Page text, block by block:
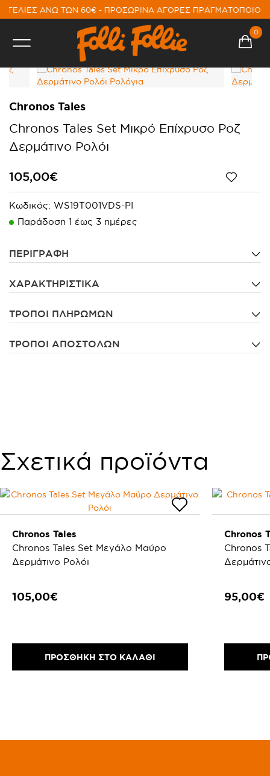
ΑΝΩ ΤΩΝ 60€ - ΠΡΟΣΩΡΙΝΑ ΑΓΟΡΕΣ
0
Chronos Tales
Chronos Tales Set Μικρό Επίχρυσο Ροζ
Δερμάτινο Ρολόι
105,00€
Κωδικός: WS19T001VDS-PI
Παράδoση 1 έως 3 ημέρες
ΠΕΡΙΓΡΑΦΗ
ΧΑΡΑΚΤΗΡΙΣΤΙΚΑ
ΤΡΟΠΟΙ ΠΛΗΡΩΜΩΝ
ΤΡΟΠΟΙ ΑΠΟΣΤΟΛΩΝ
Σχετικά προϊόντα
Chronos Tales
Chronos Tales Set Μεγάλο Μαύρο
Δερμάτινο Ρολόι
105,00€
ΠΡΟΣΘΗΚΗ ΣΤΟ ΚΑΛΑΘΙ
Chronos
Chronos Tales Set Μικρό Μαύρο
95,00€